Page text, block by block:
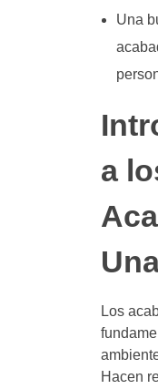
Una
a
Los
Hacen